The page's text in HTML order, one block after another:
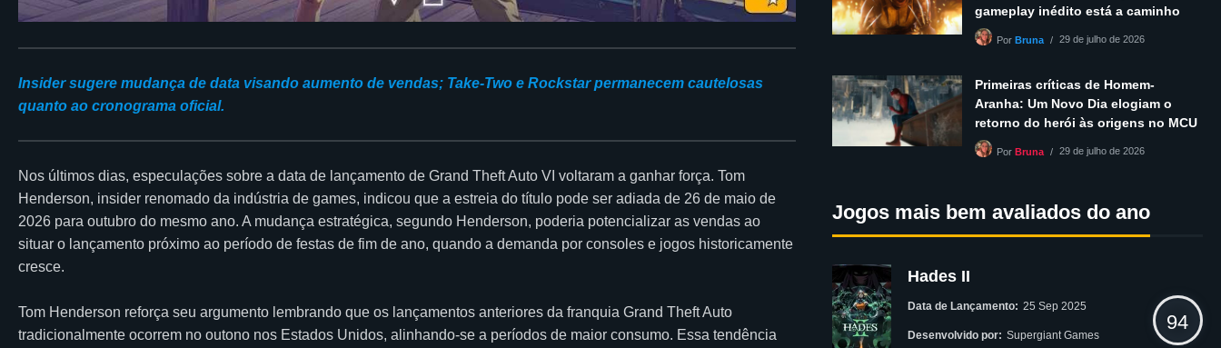
Insider sugere mudança de data visando aumento de vendas; Take-Two e Rockstar permanecem cautelosas
quanto ao cronograma oficial.
Nos últimos dias, especulações sobre a data de lançamento de Grand Theft Auto VI voltaram a ganhar força. Tom
Henderson, insider renomado da indústria de games, indicou que a estreia do título pode ser adiada de 26 de maio de
2026 para outubro do mesmo ano. A mudança estratégica, segundo Henderson, poderia potencializar as vendas ao
situar o lançamento próximo ao período de festas de fim de ano, quando a demanda por consoles e jogos historicamente
cresce.
Tom Henderson reforça seu argumento lembrando que os lançamentos anteriores da franquia Grand Theft Auto
tradicionalmente ocorrem no outono nos Estados Unidos, alinhando-se a períodos de maior consumo. Essa tendência
gameplay inédito está a caminho
PorBruna 29 de julho de 2026
Primeiras críticas de Homem-
Aranha: Um Novo Dia elogiam o
retorno do herói às origens no MCU
PorBruna 29 de julho de 2026
Jogos mais bem avaliados do ano
Hades II
Data de Lançamento: 25 Sep 2025
Desenvolvido por: Supergiant Games
94